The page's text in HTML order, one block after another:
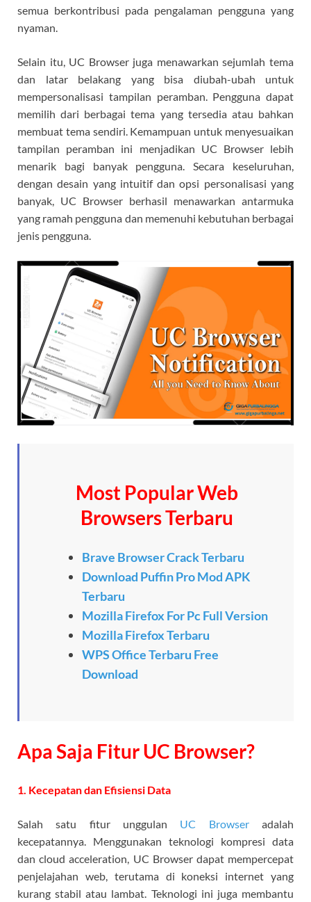
semua berkontribusi pada pengalaman pengguna yang
nyaman.
Selain itu, UC Browser juga menawarkan sejumlah tema
dan latar belakang yang bisa diubah-ubah untuk
mempersonalisasi tampilan peramban. Pengguna dapat
memilih dari berbagai tema yang tersedia atau bahkan
membuat tema sendiri. Kemampuan untuk menyesuaikan
tampilan peramban ini menjadikan UC Browser lebih
menarik bagi banyak pengguna. Secara keseluruhan,
dengan desain yang intuitif dan opsi personalisasi yang
banyak, UC Browser berhasil menawarkan antarmuka
yang ramah pengguna dan memenuhi kebutuhan berbagai
jenis pengguna.
Most Popular Web
Browsers Terbaru
Brave Browser Crack Terbaru
Download Puffin Pro Mod APK
Terbaru
Mozilla Firefox For Pc Full Version
Mozilla Firefox Terbaru
WPS Office Terbaru Free
Download
Apa Saja Fitur UC Browser?
1. Kecepatan dan Efisiensi Data
Salah satu fitur unggulan UC Browseradalah
kecepatannya. Menggunakan teknologi kompresi data
dan cloud acceleration, UC Browser dapat mempercepat
penjelajahan web, terutama di koneksi internet yang
kurang stabil atau lambat. Teknologi ini juga membantu